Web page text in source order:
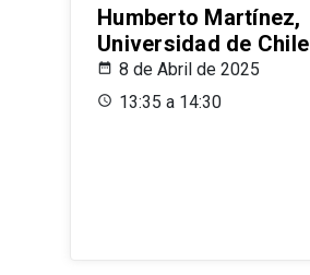
Humberto Martínez,
Universidad de Chile
8 de Abril de 2025
13:35 a 14:30